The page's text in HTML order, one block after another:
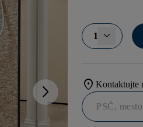
arrow_forward_ios
1
location_onKontaktujte